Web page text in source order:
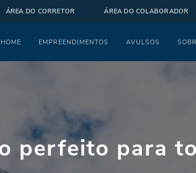
ÁREA DO CORRETOR ÁREA DO COLABORADOR
Menu
HOME EMPREENDIMENTOS AVULSOS
perfeito para